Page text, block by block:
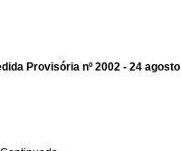
Provisória nº 2002 - 24